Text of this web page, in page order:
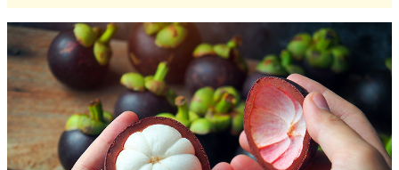
สด
การ
เงิน
การ
ศึกษา